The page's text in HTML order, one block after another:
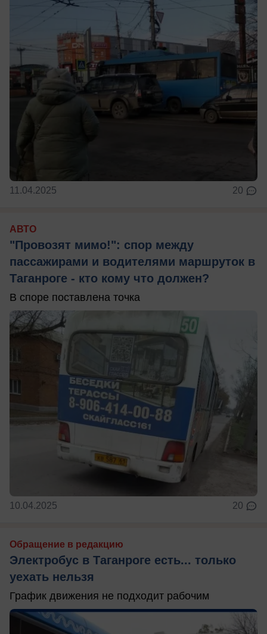
11.04.2025 20
АВТО
"Провозят мимо!": спор между
пассажирами и водителями маршруток в
Таганроге - кто кому что должен?
В споре поставлена точка
10.04.2025 20
Обращение в редакцию
Электробус в Таганроге есть... только
уехать нельзя
График движения не подходит рабочим